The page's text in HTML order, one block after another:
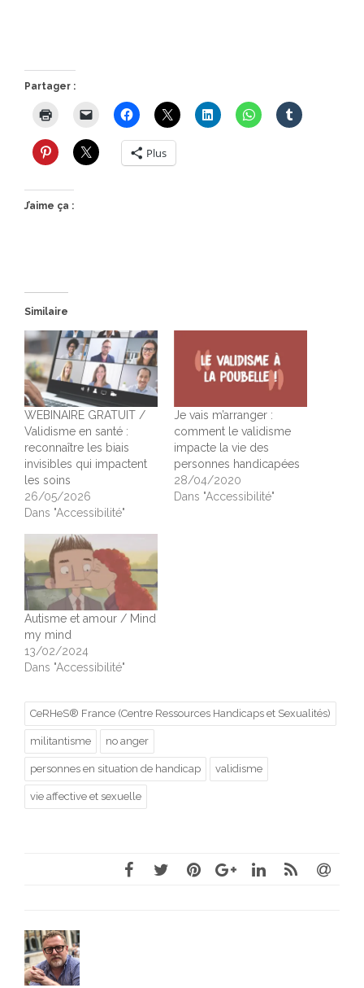
Partager :
Plus
J’aime ça :
Similaire
WEBINAIRE GRATUIT /
Validisme en santé :
reconnaître les biais
invisibles qui impactent
les soins
26/05/2026
Dans "Accessibilité"
Je vais m’arranger :
comment le validisme
impacte la vie des
personnes handicapées
28/04/2020
Dans "Accessibilité"
Autisme et amour / Mind
my mind
13/02/2024
Dans "Accessibilité"
CeRHeS® France (Centre Ressources Handicaps et Sexualités)
militantisme no anger
personnes en situation de handicap validisme
vie affective et sexuelle